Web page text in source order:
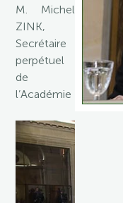
M. Michel
ZINK,
Secrétaire
perpétuel
de
l’Académie